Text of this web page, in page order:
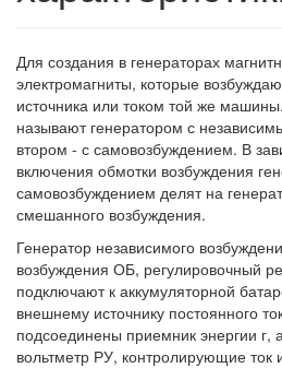
Для создания в генераторах
электромагниты, которые
источника или током той же
называют генератором с
втором - с самовозбуждением. В
включения обмотки возбуждения
самовозбуждением делят на
смешанного возбуждения.
Генератор независимого
возбуждения ОБ, регулировочный
подключают к аккумуляторной
внешнему источнику постоянного
подсоединены приемник энергии г,
вольтметр РУ, контролирующие ток